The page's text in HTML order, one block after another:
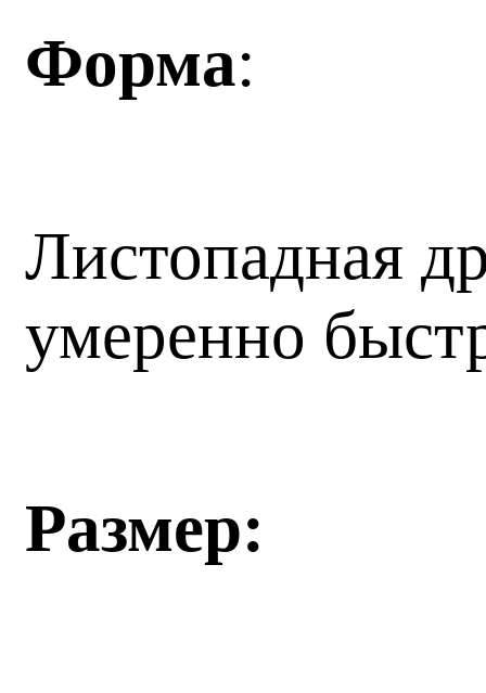
Форма:
Листопадная
умеренно
Размер: